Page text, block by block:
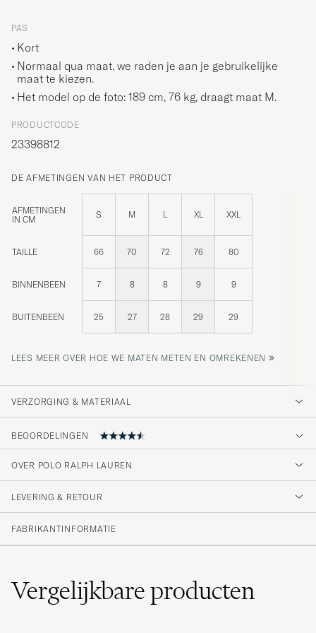
PAS
Kort
Normaal qua maat, we raden je aan je gebruikelijke
maat te kiezen.
Het model op de foto: 189 cm, 76 kg, draagt maat M.
PRODUCTCODE
23398812
DE AFMETINGEN VAN HET PRODUCT
AFMETINGEN
IN CM
S M L XL XXL
TAILLE 66 70 72 76 80
BINNENBEEN 7 8 8 9 9
BUITENBEEN 25 27 28 29 29
LEES MEER OVER HOE WE MATEN METEN EN OMREKENEN »
VERZORGING & MATERIAAL
BEOORDELINGEN
4.7
(107)
(22)
(3)
OVER POLO RALPH LAUREN
LEVERING & RETOUR
FABRIKANTINFORMATIE
Vergelijkbareproducten